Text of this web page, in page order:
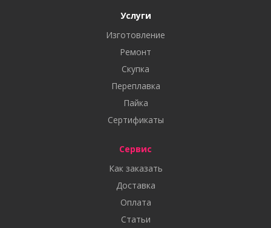
Услуги
Изготовление
Ремонт
Скупка
Переплавка
Пайка
Сертификаты
Сервис
Как заказать
Доставка
Оплата
Статьи